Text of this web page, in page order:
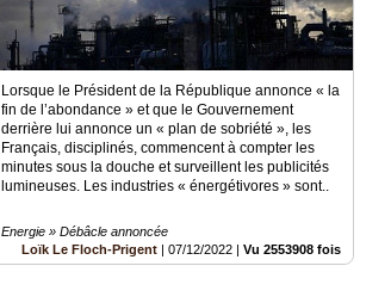
Lorsque le Président de la République annonce « la
fin de l’abondance » et que le Gouvernement
derrière lui annonce un « plan de sobriété », les
Français, disciplinés, commencent à compter les
minutes sous la douche et surveillent les publicités
lumineuses. Les industries « énergétivores » sont..
Energie » Débâcle annoncée
Loïk Le Floch-Prigent |07/12/2022 |Vu 2553908 fois